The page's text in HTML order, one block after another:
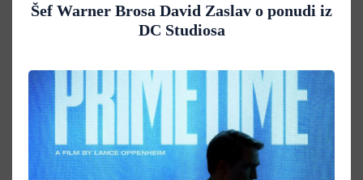
Šef Warner Brosa David Zaslav o ponudi iz
DC Studiosa